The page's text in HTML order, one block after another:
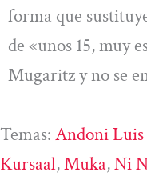
forma que
de «unos 15, muy
Mugaritz y no se
Temas: Andoni
Kursaal, Muka, Ni